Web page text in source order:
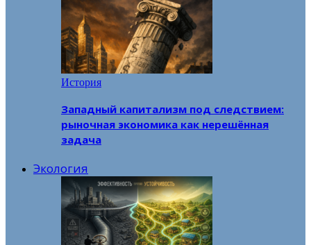
История
Западный капитализм под следствием:
рыночная экономика как нерешённая
задача
Экология